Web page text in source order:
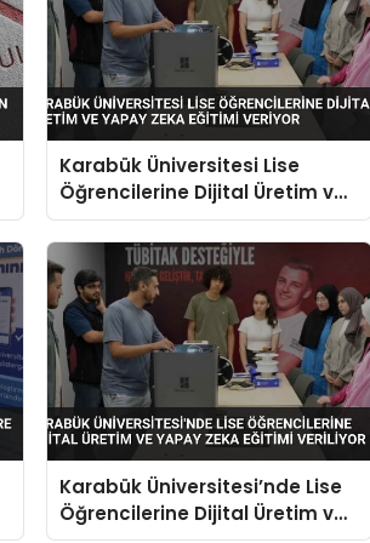
Karabük Üniversitesi Lise
Öğrencilerine Dijital Üretim ve
Yapay Zeka Eğitimi Veriyor
Karabük Üniversitesi’nde Lise
Öğrencilerine Dijital Üretim ve